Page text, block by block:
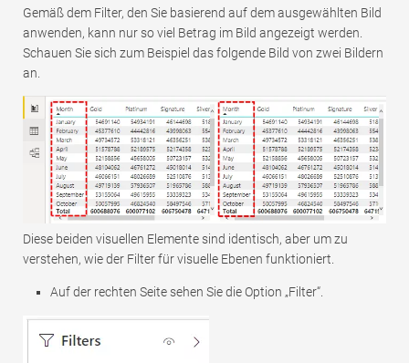
Gemäß dem Filter, den Sie basierend auf dem ausgewählten Bild
anwenden, kann nur so viel Betrag im Bild angezeigt werden.
Schauen Sie sich zum Beispiel das folgende Bild von zwei Bildern
an.
Diese beiden visuellen Elemente sind identisch, aber um zu
verstehen, wie der Filter für visuelle Ebenen funktioniert.
Auf der rechten Seite sehen Sie die Option „Filter“.